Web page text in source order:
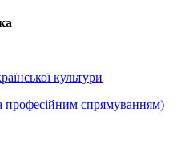
культури
спрямуванням)